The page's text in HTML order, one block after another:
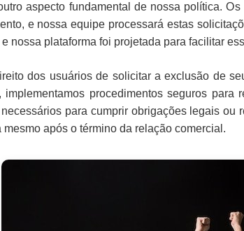
aspecto fundamental de nossa política. Os
e nossa equipe processará estas
nossa plataforma foi projetada para facilitar
dos usuários de solicitar a exclusão de
implementamos procedimentos seguros
para cumprir obrigações legais
após o término da relação comercial.